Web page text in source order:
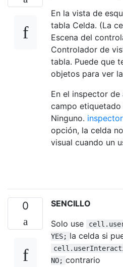
En la vista de
tabla Celda. (La
Escena del
Controlador de
tabla. Puede que
objetos para ver
En el inspector
campo
Ninguno.
opción, la celda
visual cuando un
0
SENCILLO
Solo use
YES; la celda si
NO; contrario